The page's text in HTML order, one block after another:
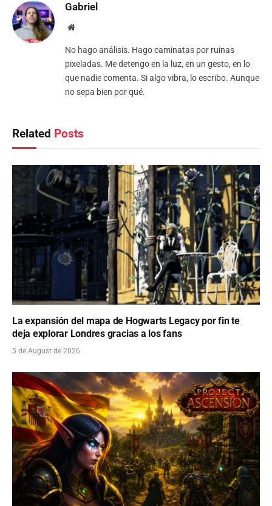
Gabriel
Website
No hago análisis. Hago caminatas por ruinas
pixeladas. Me detengo en la luz, en un gesto, en lo
que nadie comenta. Si algo vibra, lo escribo. Aunque
no sepa bien por qué.
Related Posts
La expansión del mapa de Hogwarts Legacy por fin te
deja explorar Londres gracias a los fans
5 de August de 2026